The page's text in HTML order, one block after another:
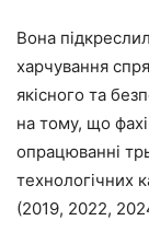
Вона
харчування
якісного та
на тому, що
опрацюванні
технологічних
(2019, 2022,